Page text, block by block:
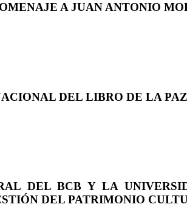
A JUAN ANTONIO
DEL LIBRO DE LA
DEL BCB Y LA
DEL PATRIMONIO